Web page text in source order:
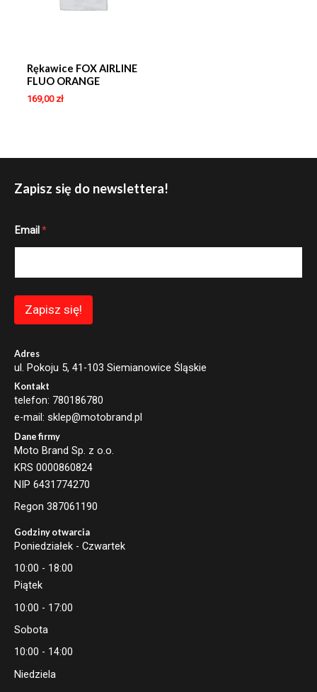
Rękawice FOX AIRLINE
FLUO ORANGE
169,00 zł
Zapisz się do newslettera!
m
E
l
Email *
Zapisz się!
Adres
ul. Pokoju 5, 41-103 Siemianowice Śląskie
Kontakt
telefon: 780186780
e-mail: sklep@motobrand.pl
Dane firmy
Moto Brand Sp. z o.o.
KRS 0000860824
NIP 6431774270
Regon 387061190
Godziny otwarcia
Poniedziałek - Czwartek
10:00 - 18:00
Piątek
10:00 - 17:00
Sobota
10:00 - 14:00
Niedziela